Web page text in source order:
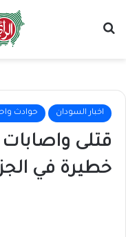
اخبار السودان حوادث
قتلى واصابات
خطيرة في